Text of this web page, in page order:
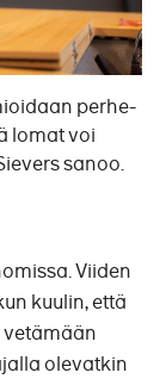
perhe-
lomat voi
sanoo.
Viiden
kuulin, että
vetämään
olevatkin